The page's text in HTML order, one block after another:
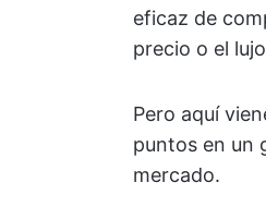
eficaz de
precio o el
Pero aquí
puntos en un
mercado.